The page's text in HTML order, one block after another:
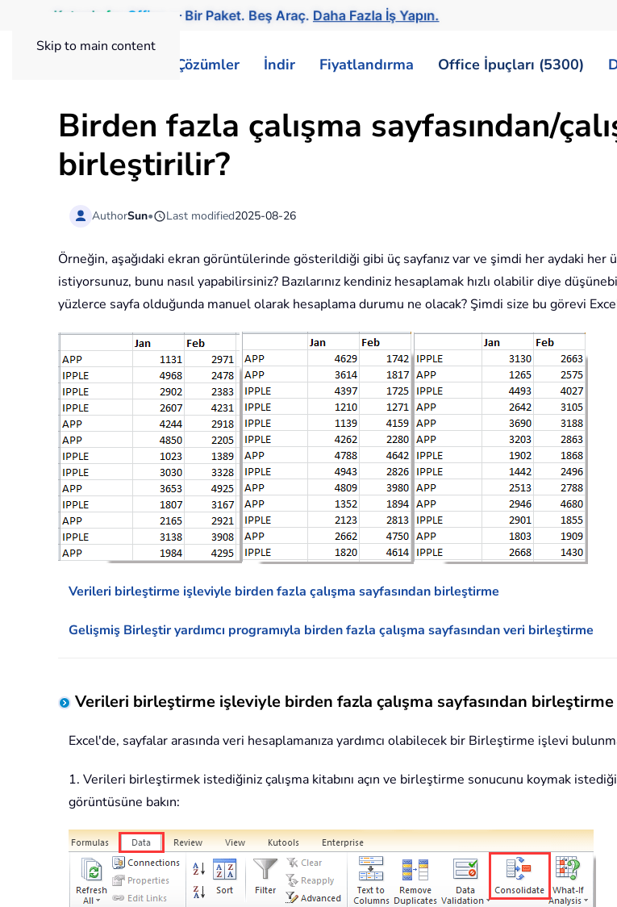
Skip to main content
Kutools for Office — Bir Paket. Beş Araç. Daha Fazla İş Yapın.
Çözümler İndir Fiyatlandırma Office İpuçları (5300)
Birden fazla çalışma sayfasından/
birleştirilir?
AuthorSun• Last modified2025-08-26
Örneğin, aşağıdaki ekran görüntülerinde gösterildiği gibi üç sayfanız var ve şimdi her aydaki
istiyorsunuz, bunu nasıl yapabilirsiniz? Bazılarınız kendiniz hesaplamak hızlı olabilir diye
yüzlerce sayfa olduğunda manuel olarak hesaplama durumu ne olacak? Şimdi size bu görevi
Verileri birleştirme işleviyle birden fazla çalışma sayfasından birleştirme
Gelişmiş Birleştir yardımcı programıyla birden fazla çalışma sayfasından veri birleştirme
Verileri birleştirme işleviyle birden fazla çalışma sayfasından birleştirme
Excel'de, sayfalar arasında veri hesaplamanıza yardımcı olabilecek bir Birleştirme işlevi
1. Verileri birleştirmek istediğiniz çalışma kitabını açın ve birleştirme sonucunu koymak
görüntüsüne bakın: